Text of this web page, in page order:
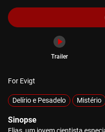
Trailer
For Evigt
Delírio e Pesadelo Mistério
Sinopse